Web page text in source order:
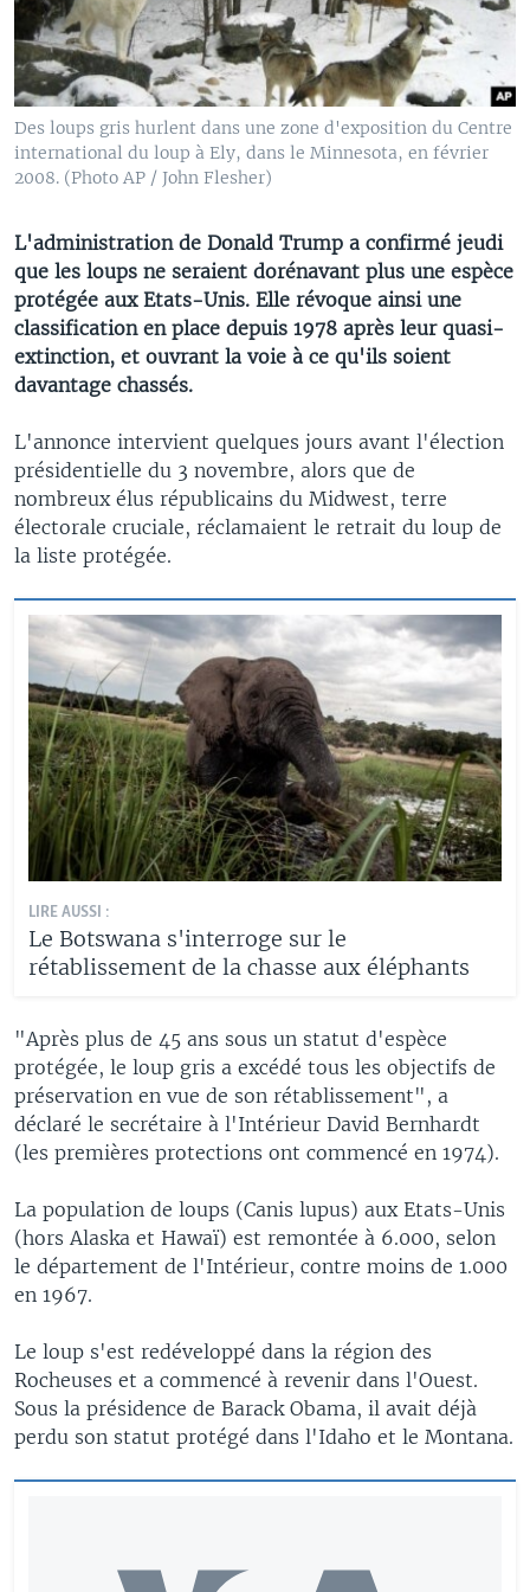
Des loups gris hurlent dans une zone d'exposition du Centre
international du loup à Ely, dans le Minnesota, en février
2008. (Photo AP / John Flesher)
L'administration de Donald Trump a confirmé jeudi
que les loups ne seraient dorénavant plus une espèce
protégée aux Etats-Unis. Elle révoque ainsi une
classification en place depuis 1978 après leur quasi-
extinction, et ouvrant la voie à ce qu'ils soient
davantage chassés.
L'annonce intervient quelques jours avant l'élection
présidentielle du 3 novembre, alors que de
nombreux élus républicains du Midwest, terre
électorale cruciale, réclamaient le retrait du loup de
la liste protégée.
LIRE AUSSI :
Le Botswana s'interroge sur le
rétablissement de la chasse aux éléphants
"Après plus de 45 ans sous un statut d'espèce
protégée, le loup gris a excédé tous les objectifs de
préservation en vue de son rétablissement", a
déclaré le secrétaire à l'Intérieur David Bernhardt
(les premières protections ont commencé en 1974).
La population de loups (Canis lupus) aux Etats-Unis
(hors Alaska et Hawaï) est remontée à 6.000, selon
le département de l'Intérieur, contre moins de 1.000
en 1967.
Le loup s'est redéveloppé dans la région des
Rocheuses et a commencé à revenir dans l'Ouest.
Sous la présidence de Barack Obama, il avait déjà
perdu son statut protégé dans l'Idaho et le Montana.